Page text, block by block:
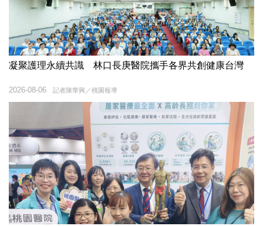
凝聚護理永續共識 林口長庚醫院攜手各界共創健康台灣
記者陳華興／桃園報導
2026-08-06